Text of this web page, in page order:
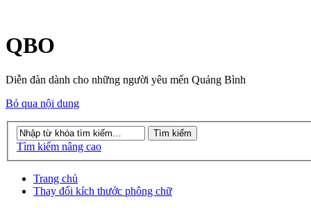
QBO
Diễn đàn dành cho những người yêu mến Quảng Bình
Bỏ qua nội dung
Tìm kiếm nâng cao
Trang chủ
Thay đổi kích thước phông chữ